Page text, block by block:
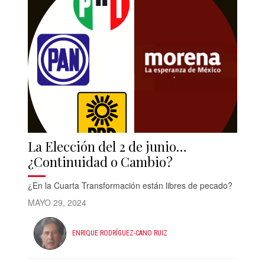
La Elección del 2 de junio…
¿Continuidad o Cambio?
¿En la Cuarta Transformación están libres de pecado?
MAYO 29, 2024
ENRIQUE RODRÍGUEZ-CANO RUIZ